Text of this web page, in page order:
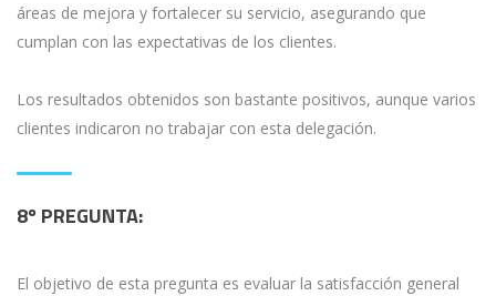
áreas de mejora y fortalecer su servicio, asegurando que
cumplan con las expectativas de los clientes.
Los resultados obtenidos son bastante positivos, aunque varios
clientes indicaron no trabajar con esta delegación.
8º PREGUNTA:
El objetivo de esta pregunta es evaluar la satisfacción general